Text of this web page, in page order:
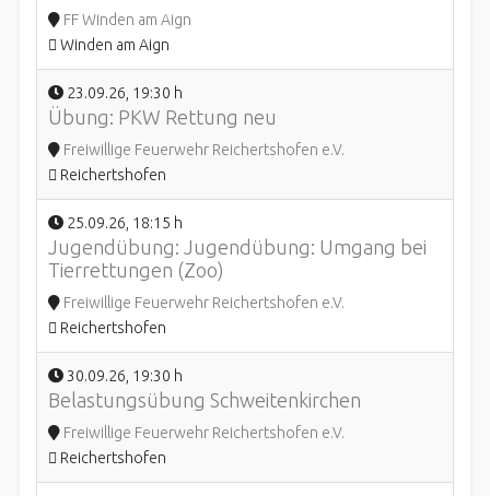
FF Winden am Aign
Winden am Aign
23.09.26, 19:30 h
Übung: PKW Rettung neu
Freiwillige Feuerwehr Reichertshofen e.V.
Reichertshofen
25.09.26, 18:15 h
Jugendübung: Jugendübung: Umgang bei
Tierrettungen (Zoo)
Freiwillige Feuerwehr Reichertshofen e.V.
Reichertshofen
30.09.26, 19:30 h
Belastungsübung Schweitenkirchen
Freiwillige Feuerwehr Reichertshofen e.V.
Reichertshofen